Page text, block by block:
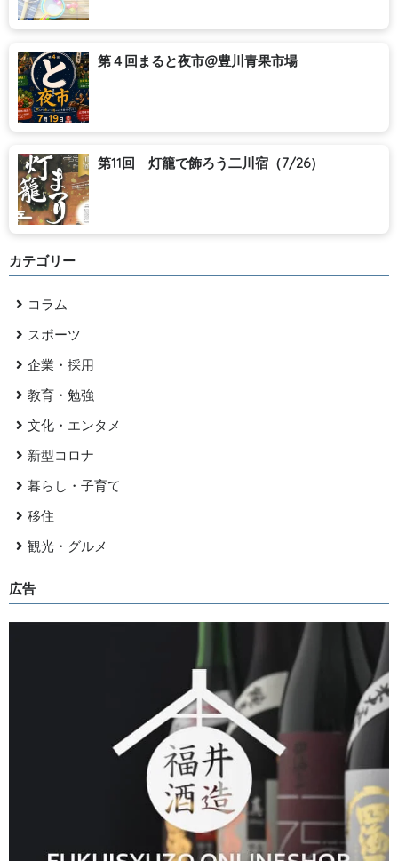
第４回まると夜市@豊川青果市場
第11回 灯籠で飾ろう二川宿（7/26）
カテゴリー
コラム
スポーツ
企業・採用
教育・勉強
文化・エンタメ
新型コロナ
暮らし・子育て
移住
観光・グルメ
広告